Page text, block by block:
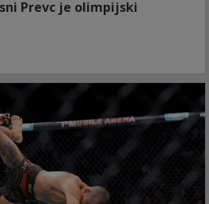
Prevc je olimpijski